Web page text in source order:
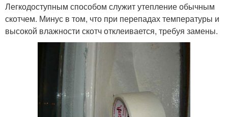
Легкодоступным способом служит утепление обычным
скотчем. Минус в том, что при перепадах температуры и
высокой влажности скотч отклеивается, требуя замены.